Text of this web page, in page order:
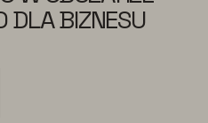
DLA BIZNESU